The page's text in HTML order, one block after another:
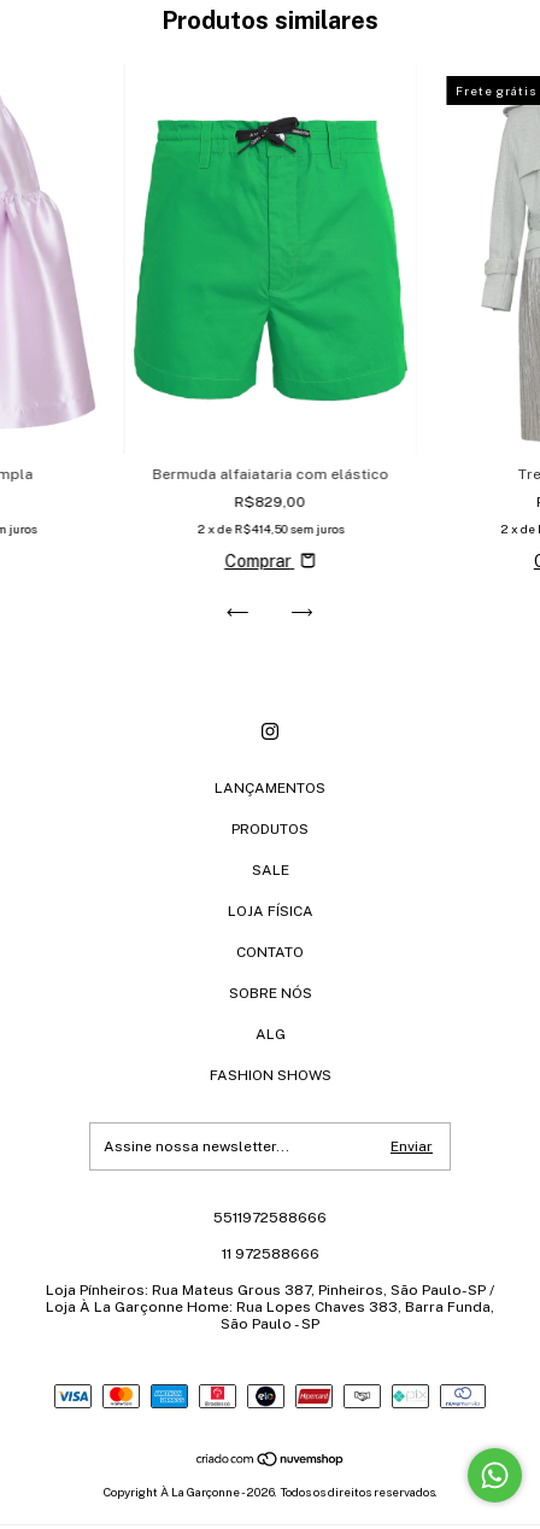
Produtos similares
juros
Bermuda alfaiataria com elástico
R$829,00
2 x deR$414,50 sem juros
Comprar
Frete grátis
2 x de
LANÇAMENTOS
PRODUTOS
SALE
LOJA FÍSICA
CONTATO
SOBRE NÓS
ALG
FASHION SHOWS
5511972588666
11 972588666
Loja Pínheiros: Rua Mateus Grous 387, Pinheiros, São Paulo-SP /
Loja À La Garçonne Home: Rua Lopes Chaves 383, Barra Funda,
São Paulo - SP
Copyright À La Garçonne - 2026. Todos os direitos reservados.